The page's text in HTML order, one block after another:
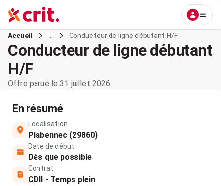
Accueil Conducteur de ligne débutant H/F
Conducteur de ligne débutant
H/F
Offre parue le 31 juillet 2026
En résumé
Localisation
Plabennec (29860)
Date de début
Dès que possible
Contrat
CDII - Temps plein